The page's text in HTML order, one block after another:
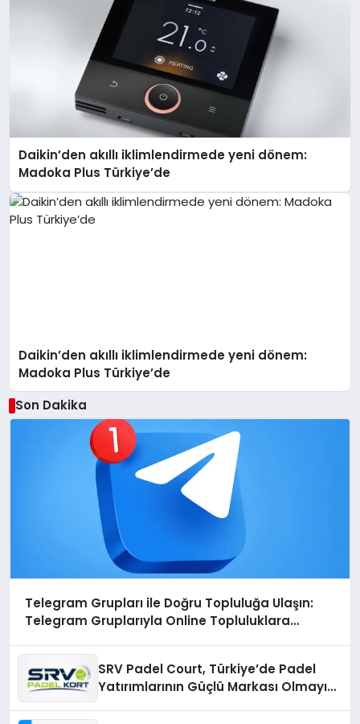
Daikin’den akıllı iklimlendirmede yeni dönem:
Madoka Plus Türkiye’de
Daikin’den akıllı iklimlendirmede yeni dönem:
Madoka Plus Türkiye’de
Son Dakika
Telegram Grupları ile Doğru Topluluğa Ulaşın:
Telegram Gruplarıyla Online Topluluklara
SRV Padel Court, Türkiye’de Padel
Yatırımlarının Güçlü Markası Olmayı